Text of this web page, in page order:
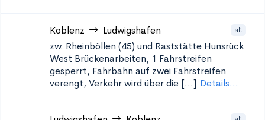
Koblenz Ludwigshafen alt
zw. Rheinböllen (45) und Raststätte Hunsrück
West Brückenarbeiten, 1 Fahrstreifen
gesperrt, Fahrbahn auf zwei Fahrstreifen
verengt, Verkehr wird über die [...] Details...